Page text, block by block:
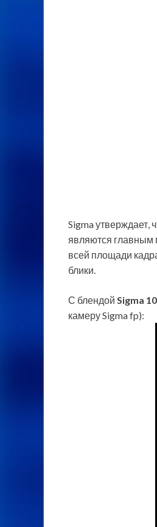
Sigma утверждает,
являются главным
всей площади
блики.
С блендой Sigma
камеру Sigma fp):